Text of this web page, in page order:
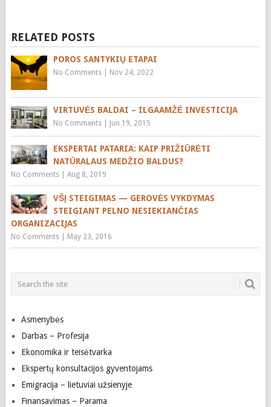
RELATED POSTS
POROS SANTYKIŲ ETAPAI
No Comments| Nov 24, 2022
VIRTUVĖS BALDAI – ILGAAMŽĖ INVESTICIJA
No Comments| Jun 19, 2015
EKSPERTAI PATARIA: KAIP PRIŽIŪRĖTI
NATŪRALAUS MEDŽIO BALDUS?
No Comments| Aug 8, 2019
VŠĮ STEIGIMAS — GEROVĖS VYKDYMAS
STEIGIANT PELNO NESIEKIANČIAS
ORGANIZACIJAS
No Comments| May 23, 2016
Asmenybės
Darbas – Profesija
Ekonomika ir teisėtvarka
Ekspertų konsultacijos gyventojams
Emigracija – lietuviai užsienyje
Finansavimas – Parama